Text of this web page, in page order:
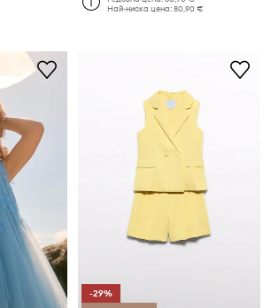
Най-ниска цена:80,90 €
-29%